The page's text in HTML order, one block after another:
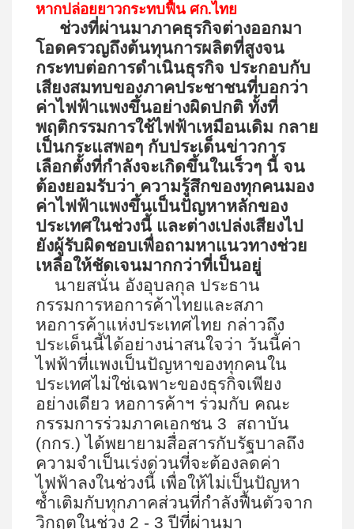
หากปล่อยยาวกระทบฟื้น ศก.ไทย
ช่วงที่ผ่านมาภาคธุรกิจต่างออกมา
โอดครวญถึงต้นทุนการผลิตที่สูงจน
กระทบต่อการดำเนินธุรกิจ ประกอบกับ
เสียงสมทบของภาคประชาชนที่บอกว่า
ค่าไฟฟ้าแพงขึ้นอย่างผิดปกติ ทั้งที่
พฤติกรรมการใช้ไฟฟ้าเหมือนเดิม กลาย
เป็นกระแสพอๆ กับประเด็นข่าวการ
เลือกตั้งที่กำลังจะเกิดขึ้นในเร็วๆ นี้ จน
ต้องยอมรับว่า ความรู้สึกของทุกคนมอง
ค่าไฟฟ้าแพงขึ้นเป็นปัญหาหลักของ
ประเทศในช่วงนี้ และต่างเปล่งเสียงไป
ยังผู้รับผิดชอบเพื่อถามหาแนวทางช่วย
เหลือให้ชัดเจนมากกว่าที่เป็นอยู่
นายสนั่น อังอุบลกุล ประธาน
กรรมการหอการค้าไทยและสภา
หอการค้าแห่งประเทศไทย กล่าวถึง
ประเด็นนี้ได้อย่างน่าสนใจว่า วันนี้ค่า
ไฟฟ้าที่แพงเป็นปัญหาของทุกคนใน
ประเทศไม่ใช่เฉพาะของธุรกิจเพียง
อย่างเดียว หอการค้าฯ ร่วมกับ คณะ
กรรมการร่วมภาคเอกชน 3 สถาบัน
(กกร.) ได้พยายามสื่อสารกับรัฐบาลถึง
ความจำเป็นเร่งด่วนที่จะต้องลดค่า
ไฟฟ้าลงในช่วงนี้ เพื่อให้ไม่เป็นปัญหา
ซ้ำเติมกับทุกภาคส่วนที่กำลังฟื้นตัวจาก
วิกฤตในช่วง 2 - 3 ปีที่ผ่านมา